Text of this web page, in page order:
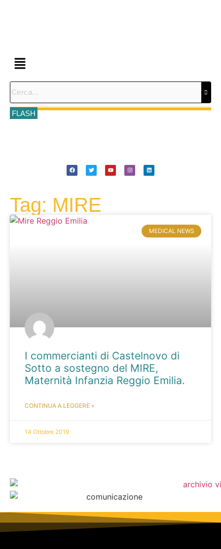
FLASH
Tag: MIRE
MEDICAL NEWS
I commercianti di Castelnovo di
Sotto a sostegno del MIRE,
Maternità Infanzia Reggio Emilia.
CONTINUA A LEGGERE »
14 Ottobre 2019